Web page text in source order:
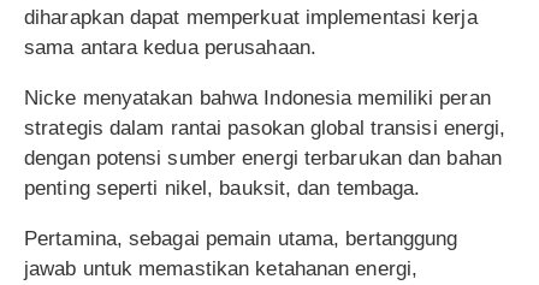
diharapkan dapat memperkuat implementasi kerja
sama antara kedua perusahaan.
Nicke menyatakan bahwa Indonesia memiliki peran
strategis dalam rantai pasokan global transisi energi,
dengan potensi sumber energi terbarukan dan bahan
penting seperti nikel, bauksit, dan tembaga.
Pertamina, sebagai pemain utama, bertanggung
jawab untuk memastikan ketahanan energi,